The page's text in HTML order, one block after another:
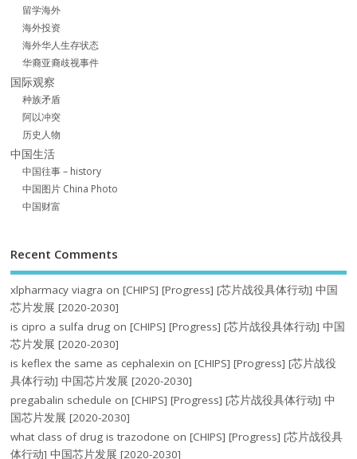
留学海外
海外投资
海外华人生存状态
华裔亚裔歧视事件
国际观察
种族矛盾
阿以冲突
历史人物
中国生活
中国往事 – history
中国图片 China Photo
中国财富
Recent Comments
xlpharmacy viagra on[CHIPS] [Progress] [芯片战役具体行动] 中国
芯片发展 [2020-2030]
is cipro a sulfa drug on[CHIPS] [Progress] [芯片战役具体行动] 中国
芯片发展 [2020-2030]
is keflex the same as cephalexin on[CHIPS] [Progress] [芯片战役
具体行动] 中国芯片发展 [2020-2030]
pregabalin schedule on[CHIPS] [Progress] [芯片战役具体行动] 中
国芯片发展 [2020-2030]
what class of drug is trazodone on[CHIPS] [Progress] [芯片战役具
体行动] 中国芯片发展 [2020-2030]